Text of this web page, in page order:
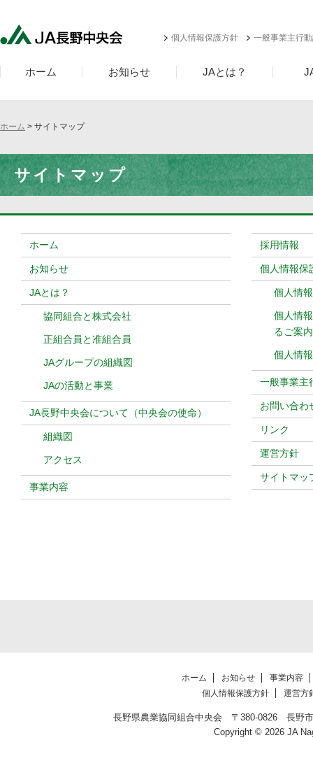
個人情報保護方針 一般事業主行
ホーム お知らせ JAとは？
ホーム > サイトマップ
サイトマップ
ホーム
お知らせ
JAとは？
協同組合と株式会社
正組合員と准組合員
JAグループの組織図
JAの活動と事業
JA長野中央会について（中央会の使命）
組織図
アクセス
事業内容
採用情報
個人情報保
個人情
個人情
るご案内
個人情
一般事業主
お問い合わ
リンク
運営方針
サイトマッ
ホーム お知らせ
事業内容
個人情報保護方針
運営方
長野県農業協同組合中央会 〒380-0826 長
Copyright © 2026 JA